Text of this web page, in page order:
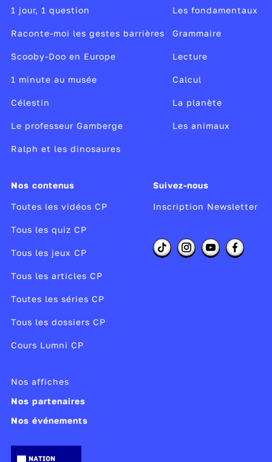
1 jour, 1 question
Raconte-moi les gestes barrières
Scooby-Doo en Europe
1 minute au musée
Célestin
Le professeur Gamberge
Ralph et les dinosaures
Les fondamentaux
Grammaire
Lecture
Calcul
La planète
Les animaux
Nos contenus
Toutes les vidéos CP
Tous les quiz CP
Tous les jeux CP
Tous les articles CP
Toutes les séries CP
Tous les dossiers CP
Cours Lumni CP
Suivez-nous
Inscription Newsletter
Nos affiches
Nos partenaires
Nos événements